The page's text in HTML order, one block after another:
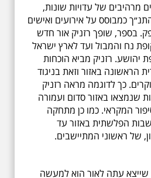
מרהיבים של עדויות שונות,
כמבוסס על אירועים ואישים
בספר, שופך רזניק אור חדש
נח והמבול ועד לארץ ישראל
יהושע. רזניק מביא הוכחות
הראשונה באזור וזאת בניגוד
כך לדוגמה מראה רזניק
שנמצאו באזור סדום ועמורה
המקראי. כמו כן מתחקה
הפלשתית באזור עד
של ראשוני המתיישבים.
עתה לאור הוא למעשה